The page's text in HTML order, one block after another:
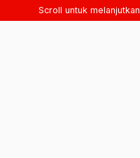
Scroll untuk melanjutkan